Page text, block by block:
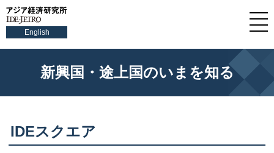
English
新興国・途上国のいまを知る
IDEスクエア